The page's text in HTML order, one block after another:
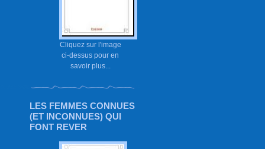
Cliquez sur l'image
ci-dessus pour en
savoir plus...
LES FEMMES CONNUES
(ET INCONNUES) QUI
FONT REVER